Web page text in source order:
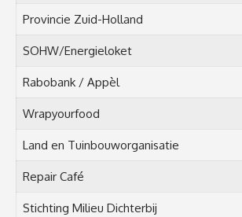
Provincie Zuid-Holland
SOHW/Energieloket
Rabobank / Appèl
Wrapyourfood
Land en Tuinbouworganisatie
Repair Café
Stichting Milieu Dichterbij